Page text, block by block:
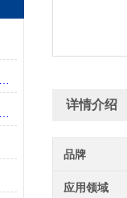
详情介绍
品牌
应用领域